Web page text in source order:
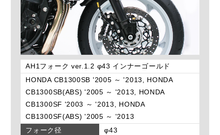
AH1フォーク ver.1.2 φ43 インナーゴールド
HONDA CB1300SB '2005 ～ '2013, HONDA
CB1300SB(ABS) '2005 ～ '2013, HONDA
CB1300SF '2003 ～ '2013, HONDA
CB1300SF(ABS) '2005 ～ '2013
フォーク径
φ43